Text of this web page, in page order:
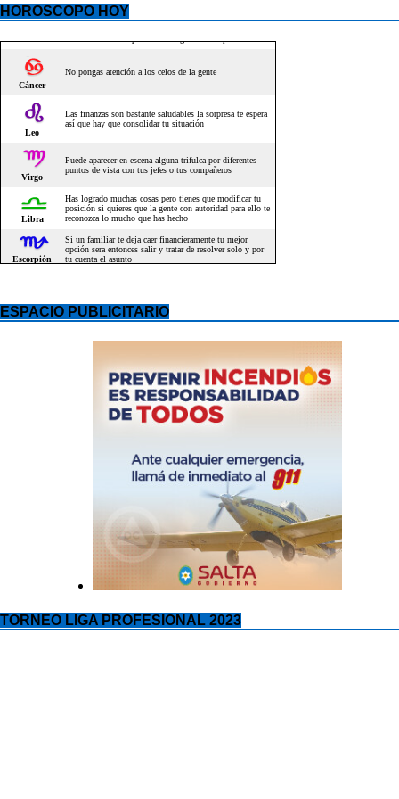
HOROSCOPO HOY
ESPACIO PUBLICITARIO
TORNEO LIGA PROFESIONAL 2023